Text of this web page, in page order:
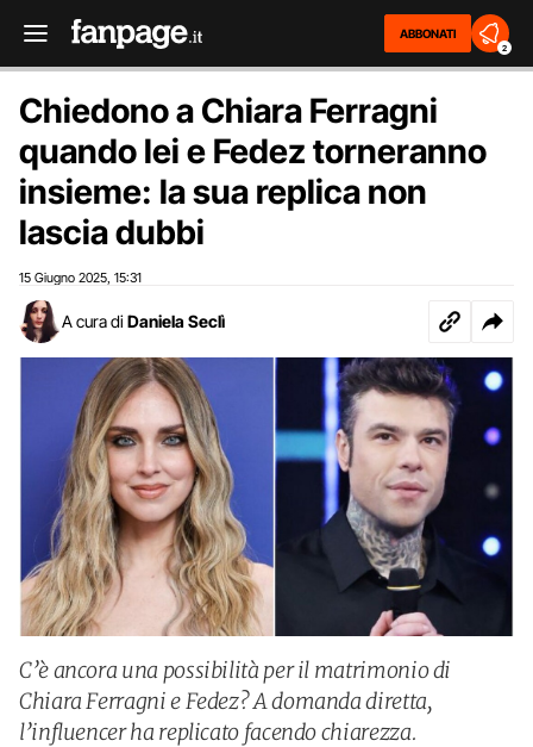
ABBONATI
2
Chiedono a Chiara Ferragni
quando lei e Fedez torneranno
insieme: la sua replica non
lascia dubbi
15 Giugno 2025 15:31
A cura di Daniela Seclì
C’è ancora una possibilità per il matrimonio di
Chiara Ferragni e Fedez? A domanda diretta,
l’influencer ha replicato facendo chiarezza.